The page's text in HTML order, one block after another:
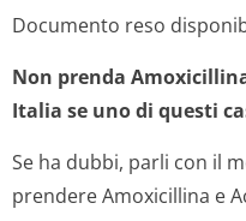
Documento reso
Non prenda
Italia se uno di questi
Se ha dubbi, parli con il
prendere Amoxicillina e